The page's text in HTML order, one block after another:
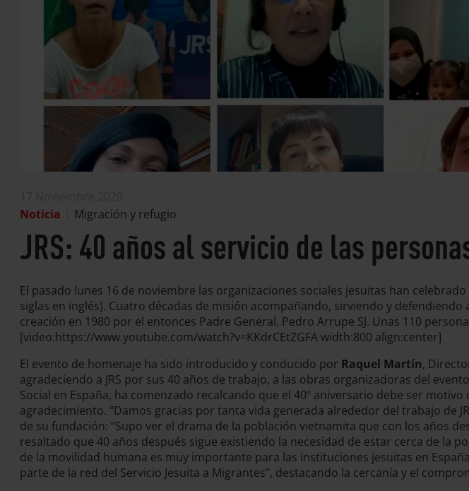
Noticia
Migración y refugio
JRS: 40 años al servicio de las
El pasado lunes 16 de noviembre las organizaciones sociales jesuitas han
siglas en inglés). Cuatro décadas de misión acompañando, sirviendo y
creación en 1980 por el entonces Padre General, Pedro Arrupe SJ. Unas 110
[video:https://www.youtube.com/watch?v=KKdrCEtZGFA width:800 align:center]
El evento de homenaje ha sido introducido y conducido por Raquel Martín,
agradeciendo a JRS por sus 40 años de trabajo, a las obras organizadoras del
Social en España, ha comenzado recalcando que el 40º aniversario debe ser
agradecimiento. “Damos gracias por tanta vida generada alrededor del trabajo de
de su fundación: “Supo ver el drama de la población vietnamita que con los años
resaltado que 40 años después sigue existiendo la necesidad de estar cerca de la
de la movilidad humana es muy importante para las instituciones jesuitas en
parte de la red del Servicio Jesuita a Migrantes”, destacando la cercanía y el